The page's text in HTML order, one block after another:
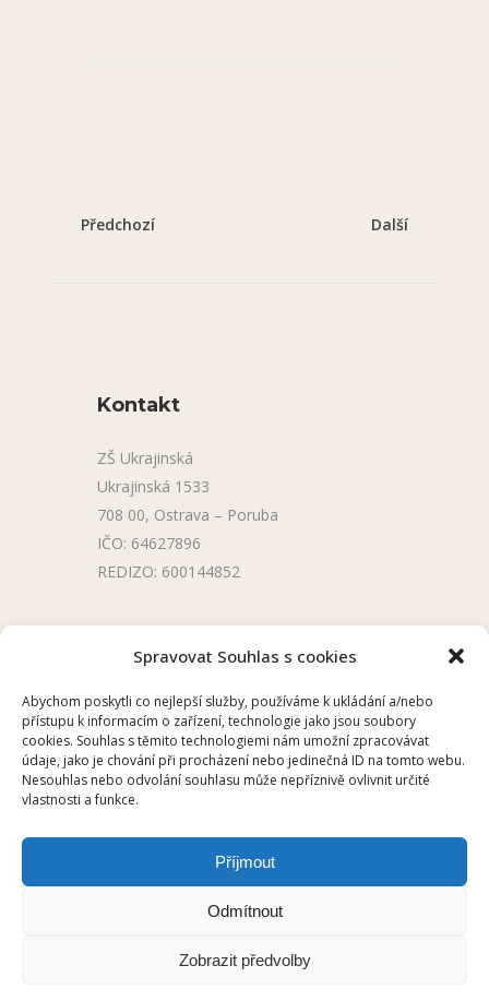
Spravovat Souhlas s cookies
Abychom poskytli co nejlepší služby, používáme k ukládání a/nebo
přístupu k informacím o zařízení, technologie jako jsou soubory
cookies. Souhlas s těmito technologiemi nám umožní zpracovávat
údaje, jako je chování při procházení nebo jedinečná ID na tomto webu.
Nesouhlas nebo odvolání souhlasu může nepříznivě ovlivnit určité
vlastnosti a funkce.
Příjmout
Odmítnout
Zobrazit předvolby
Předchozí Další
Kontakt
ZŠ Ukrajinská
Ukrajinská 1533
708 00, Ostrava – Poruba
IČO: 64627896
REDIZO: 600144852
Úřední deska
Školní aplikace
2025 © ZŠ UKRAJINSKÁ, OSTRAVA –
/CHILLI/Prohlášení o